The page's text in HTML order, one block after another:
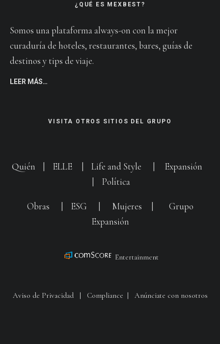
¿QUÉ ES MEXBEST?
Somos una plataforma always-on con la mejor
curaduría de hoteles, restaurantes, bares, guías de
destinos y tips de viaje.
LEER MÁS…
VISITA OTROS SITIOS DEL GRUPO
Quién ELLE Life and Style
Expansión
Política
Obras ESG Mujeres
Grupo
Expansión
Entertainment
Aviso de Privacidad| Compliance | Anúnciate con nosotros